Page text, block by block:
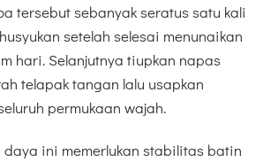
tersebut sebanyak seratus satu kali
setelah selesai menunaikan
hari. Selanjutnya tiupkan napas
telapak tangan lalu usapkan
permukaan wajah.
daya ini memerlukan stabilitas batin